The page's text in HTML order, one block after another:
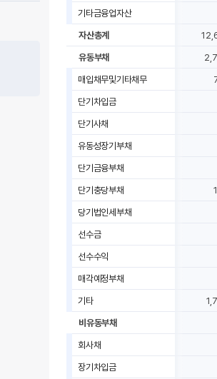
기타금융업자산
자산총계
유동부채
매입채무및기타채무
단기차입금
단기사채
유동성장기부채
단기금융부채
단기충당부채
당기법인세부채
선수금
선수수익
매각예정부채
기타
비유동부채
회사채
장기차입금